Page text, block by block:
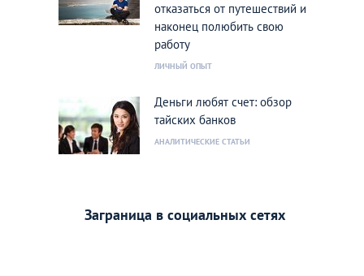
отказаться от путешествий и
наконец полюбить свою
работу
ЛИЧНЫЙ ОПЫТ
Деньги любят счет: обзор
тайских банков
АНАЛИТИЧЕСКИЕ СТАТЬИ
Заграница в социальных сетях